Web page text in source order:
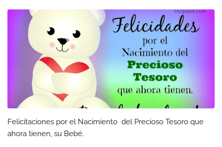
Felicitaciones por el Nacimiento del Precioso Tesoro que
ahora tienen, su Bebé.